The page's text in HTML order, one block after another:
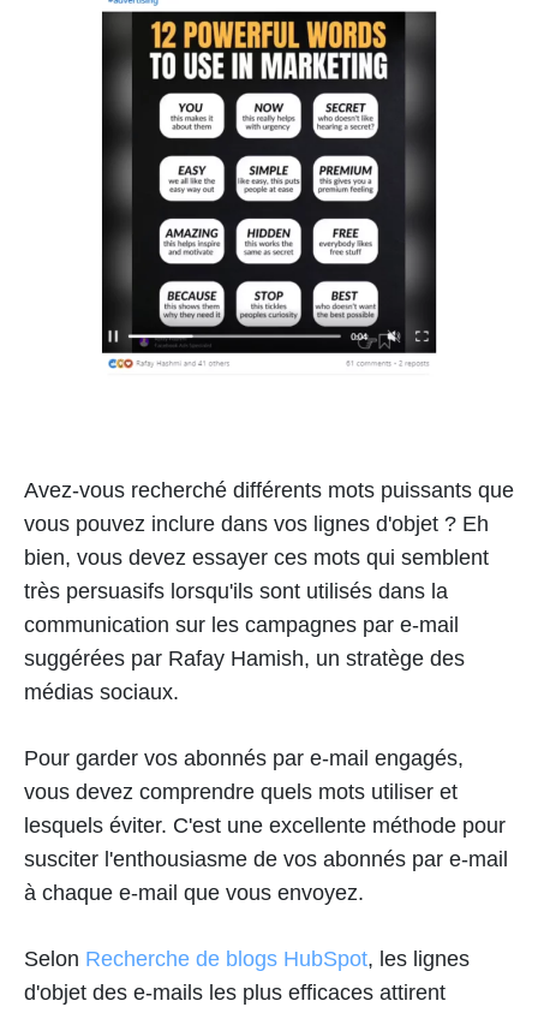
Avez-vous recherché différents mots puissants que
vous pouvez inclure dans vos lignes d'objet ? Eh
bien, vous devez essayer ces mots qui semblent
très persuasifs lorsqu'ils sont utilisés dans la
communication sur les campagnes par e-mail
suggérées par Rafay Hamish, un stratège des
médias sociaux.
Pour garder vos abonnés par e-mail engagés,
vous devez comprendre quels mots utiliser et
lesquels éviter. C'est une excellente méthode pour
susciter l'enthousiasme de vos abonnés par e-mail
à chaque e-mail que vous envoyez.
Selon Recherche de blogs HubSpot, les lignes
d'objet des e-mails les plus efficaces attirent